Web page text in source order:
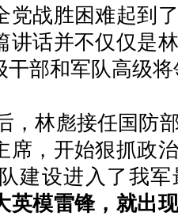
党战胜困难起到
讲话并不仅仅是
干部和军队高级
，林彪接任国防
席，开始狠抓政
建设进入了我
英模雷锋，就出